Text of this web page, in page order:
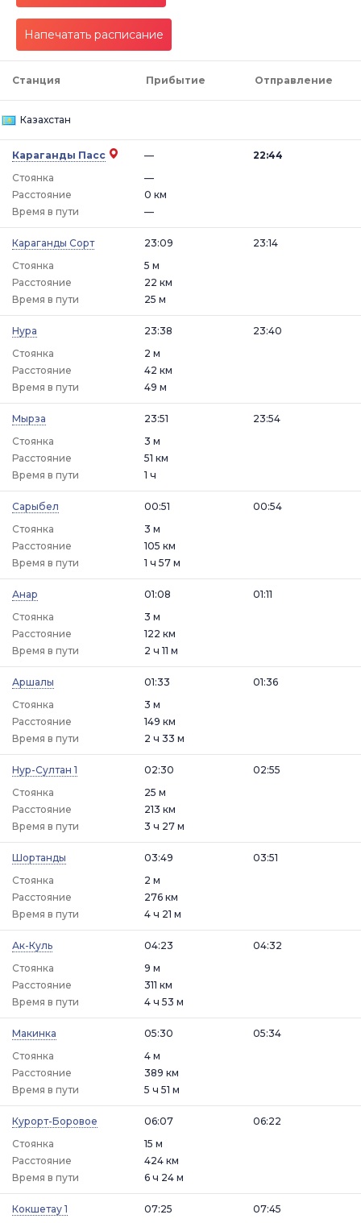
Напечатать расписание
Станция Прибытие Отправление
Казахстан
Караганды Пасс
—
Стоянка
—
22:44
Расстояние
0 км
Время в пути
—
Караганды Сорт
23:09
Стоянка
5 м
23:14
Расстояние
22 км
Время в пути
25 м
Нура
23:38
Стоянка
2 м
23:40
Расстояние
42 км
Время в пути
49 м
Мырза
23:51
Стоянка
3 м
23:54
Расстояние
51 км
Время в пути
1 ч
Сарыбел
00:51
Стоянка
3 м
00:54
Расстояние
105 км
Время в пути
1 ч 57 м
Анар
01:08
Стоянка
3 м
01:11
Расстояние
122 км
Время в пути
2 ч 11 м
Аршалы
01:33
Стоянка
3 м
01:36
Расстояние
149 км
Время в пути
2 ч 33 м
Нур-Султан 1
02:30
Стоянка
25 м
02:55
Расстояние
213 км
Время в пути
3 ч 27 м
Шортанды
03:49
Стоянка
2 м
03:51
Расстояние
276 км
Время в пути
4 ч 21 м
Ак-Куль
04:23
Стоянка
9 м
04:32
Расстояние
311 км
Время в пути
4 ч 53 м
Макинка
05:30
Стоянка
4 м
05:34
Расстояние
389 км
Время в пути
5 ч 51 м
Курорт-Боровое
06:07
Стоянка
15 м
06:22
Расстояние
424 км
Время в пути
6 ч 24 м
Кокшетау 1 07:25 07:45